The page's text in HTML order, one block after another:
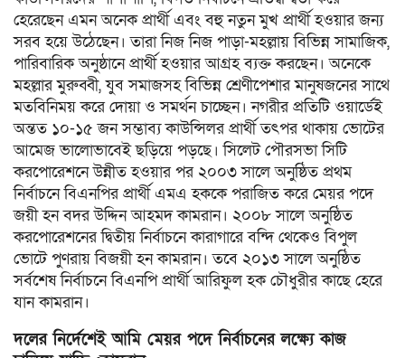
হেরেছেন এমন অনেক প্রার্থী এবং বহু নতুন মুখ প্রার্থী হওয়ার জন্য
সরব হয়ে উঠেছেন। তারা নিজ নিজ পাড়া-মহল্লায় বিভিন্ন সামাজিক,
পারিবারিক অনুষ্ঠানে প্রার্থী হওয়ার আগ্রহ ব্যক্ত করছেন। অনেকে
মহল্লার মুরুব্বী, যুব সমাজসহ বিভিন্ন শ্রেণীপেশার মানুষজনের সাথে
মতবিনিময় করে দোয়া ও সমর্থন চাচ্ছেন। নগরীর প্রতিটি ওয়ার্ডেই
অন্তত ১০-১৫ জন সম্ভাব্য কাউন্সিলর প্রার্থী তৎপর থাকায় ভোটের
আমেজ ভালোভাবেই ছড়িয়ে পড়ছে। সিলেট পৌরসভা সিটি
করপোরেশনে উন্নীত হওয়ার পর ২০০৩ সালে অনুষ্ঠিত প্রথম
নির্বাচনে বিএনপির প্রার্থী এমএ হককে পরাজিত করে মেয়র পদে
জয়ী হন বদর উদ্দিন আহমদ কামরান। ২০০৮ সালে অনুষ্ঠিত
করপোরেশনের দ্বিতীয় নির্বাচনে কারাগারে বন্দি থেকেও বিপুল
ভোটে পুণরায় বিজয়ী হন কামরান। তবে ২০১৩ সালে অনুষ্ঠিত
সর্বশেষ নির্বাচনে বিএনপি প্রার্থী আরিফুল হক চৌধুরীর কাছে হেরে
যান কামরান।
দলের নির্দেশেই আমি মেয়র পদে নির্বাচনের লক্ষ্যে কাজ